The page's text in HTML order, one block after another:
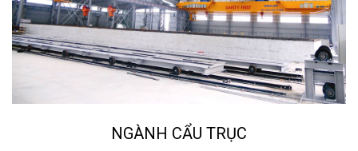
NGÀNH CẨU TRỤC